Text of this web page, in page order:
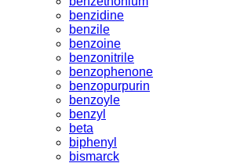
benzidine
benzile
benzoine
benzonitrile
benzophenone
benzopurpurin
benzoyle
benzyl
beta
biphenyl
bismarck